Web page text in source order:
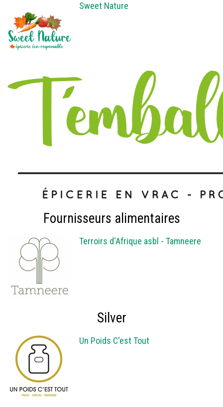
Sweet Nature
Fournisseurs alimentaires
Terroirs d'Afrique asbl - Tamneere
Silver
Un Poids C'est Tout